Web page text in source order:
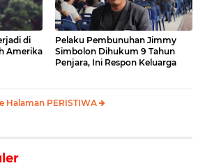
di
Amerika
Pelaku Pembunuhan Jimmy
Simbolon Dihukum 9 Tahun
Penjara, Ini Respon Keluarga
Halaman PERISTIWA